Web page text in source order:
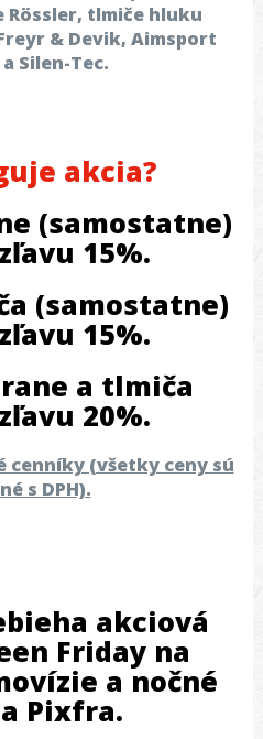
tlmiče hluku
& Devik, Aimsport
Silen-Tec.
akcia?
(samostatne)
15%.
(samostatne)
15%.
a tlmiča
20%.
cenníky (všetky ceny sú
s DPH).
akciová
Friday na
a nočné
Pixfra.